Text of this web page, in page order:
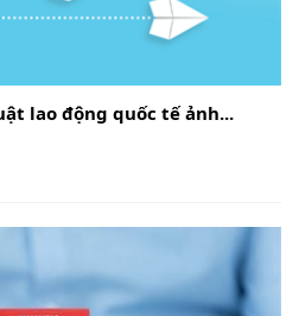
lao động quốc tế ảnh...